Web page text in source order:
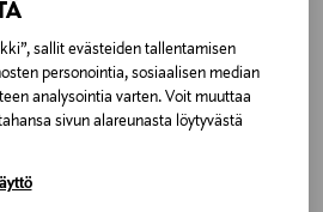
sallit evästeiden tallentamisen
personointia, sosiaalisen median
analysointia varten. Voit muuttaa
sivun alareunasta löytyvästä